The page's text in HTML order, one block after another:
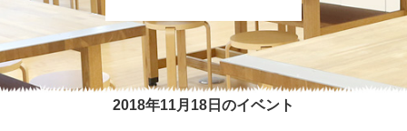
2018年11月18日のイベント